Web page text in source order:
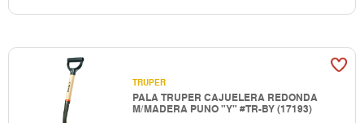
TRUPER
PALA TRUPER CAJUELERA REDONDA
M/MADERA PUNO "Y" #TR-BY (17193)